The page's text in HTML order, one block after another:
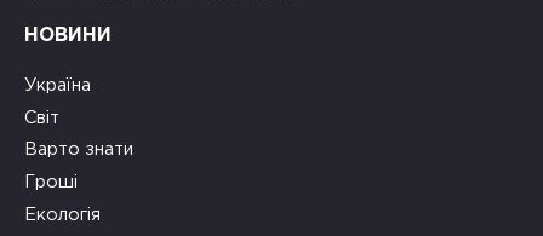
НОВИНИ
Україна
Світ
Варто знати
Гроші
Екологія